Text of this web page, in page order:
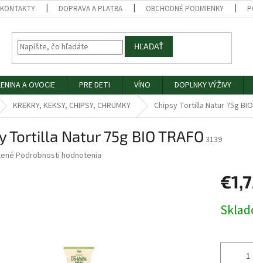
KONTAKTY DOPRAVA A PLATBA OBCHODNÉ PODMIENKY
HĽADAŤ
A OVOCIE PRE DETI VÍNO DOPLNKY VÝŽIVY
KREKRY, KEKSY, CHIPSY, CHRUMKY Chipsy Tortilla Natur 75g
Tortilla Natur 75g BIO TRAFO 3139
Podrobnosti hodnotenia
cena: